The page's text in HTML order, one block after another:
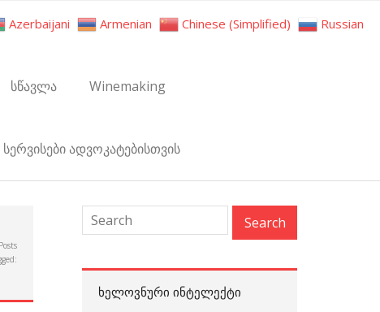
სწავლა Winemaking
სერვისები ადვოკატებისთვის
Posts
ᲮᲔᲚᲝᲕᲜᲣᲠᲘ ᲘᲜᲢᲔᲚᲔᲥᲢᲘ
Azerbaijani Armenian Chinese (Simplified) Russian